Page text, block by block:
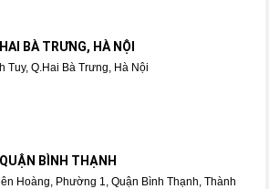
BÀ TRƯNG, HÀ NỘI
Tuy, Q.Hai Bà Trưng, Hà Nội
BÌNH THẠNH
Hoàng, Phường 1, Quận Bình Thạnh, Thành